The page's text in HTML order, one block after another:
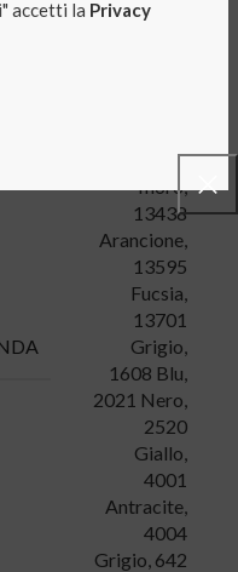
accetti la Privacy
Nocciola
testa di
moro,
13438
Arancione,
13595
Fucsia,
13701
Grigio,
1608 Blu,
2021 Nero,
2520
Giallo,
4001
Antracite,
4004
Grigio, 642